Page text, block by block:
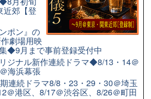
近郊【登
ポン』の
劇場用映
◆9月まで事前登録受付中
ジナル新作連続ドラマ◆8/13・14＠
海浜幕張
連続ドラマ8/8・23・29・30＠埼玉
＠港区、8/17＠渋谷区、8/26＠町田